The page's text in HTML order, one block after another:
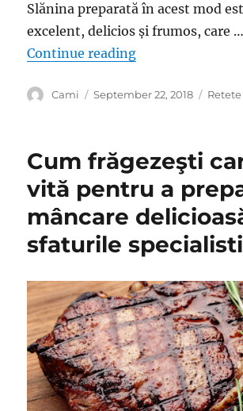
Slănina preparată în acest mod
excelent, delicios și frumos, care …
Continue reading“Cea mai
Author
Cami
Posted
September 22, 2018 Retete
Cum frăgezeşti
vită pentru a
mâncare
sfaturile